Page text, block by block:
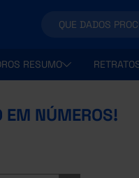
RESUMO
EM NÚMEROS!